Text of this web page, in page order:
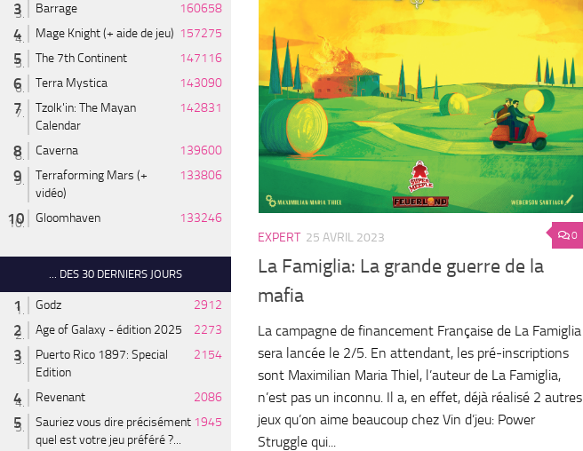
0
EXPERT 25 AVRIL 2023
La Famiglia: La grande guerre de la
mafia
La campagne de financement Française de La Famiglia
sera lancée le 2/5. En attendant, les pré-inscriptions
sont Maximilian Maria Thiel, l’auteur de La Famiglia,
n’est pas un inconnu. Il a, en effet, déjà réalisé 2 autres
jeux qu’on aime beaucoup chez Vin d’jeu: Power
Struggle qui...
Barrage
160658
Mage Knight (+ aide de jeu) 157275
The 7th Continent
147116
Terra Mystica
143090
Tzolk'in: The Mayan
Calendar
142831
Caverna
139600
Terraforming Mars (+
vidéo)
133806
Gloomhaven 133246
... DES 30 DERNIERS JOURS
Godz
2912
Age of Galaxy - édition 2025
2273
Puerto Rico 1897: Special
Edition
2154
Revenant
2086
Sauriez vous dire précisément
quel est votre jeu préféré ?...
1945